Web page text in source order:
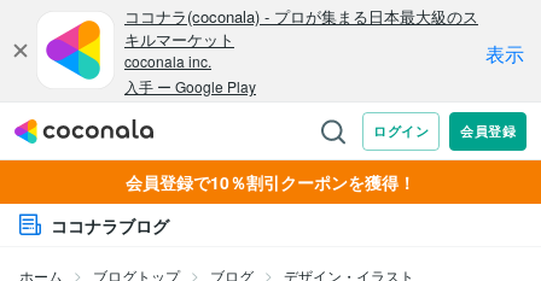
会員登録で10％割引クーポンを獲得！
ココナラブログ
ホーム ブログトップ ブログ デザイン・イラスト